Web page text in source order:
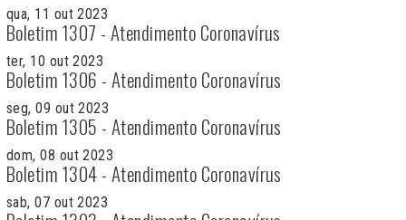
qua, 11 out 2023
Boletim 1307 - Atendimento Coronavírus
ter, 10 out 2023
Boletim 1306 - Atendimento Coronavírus
seg, 09 out 2023
Boletim 1305 - Atendimento Coronavírus
dom, 08 out 2023
Boletim 1304 - Atendimento Coronavírus
sab, 07 out 2023